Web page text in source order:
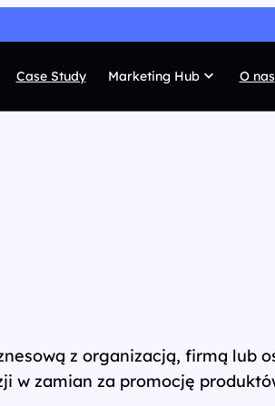
Case Study Marketing Hub O nas
z organizacją, firmą lub
zamian za promocję